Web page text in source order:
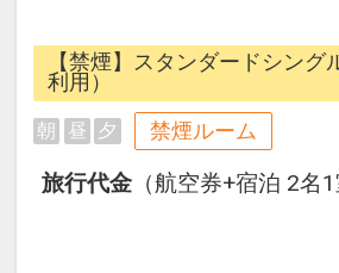
できるダイナミック
ら、一都市滞在はも
にも最適！
旅行期間中の1泊だけ
泊・飛び泊なども自
JALマイレージ会員の
トマイルが50%貯ま
【禁煙】スタンダードシング
利用）
朝 昼 夕 禁煙ルーム
旅行代金 （航空券+宿泊 2名